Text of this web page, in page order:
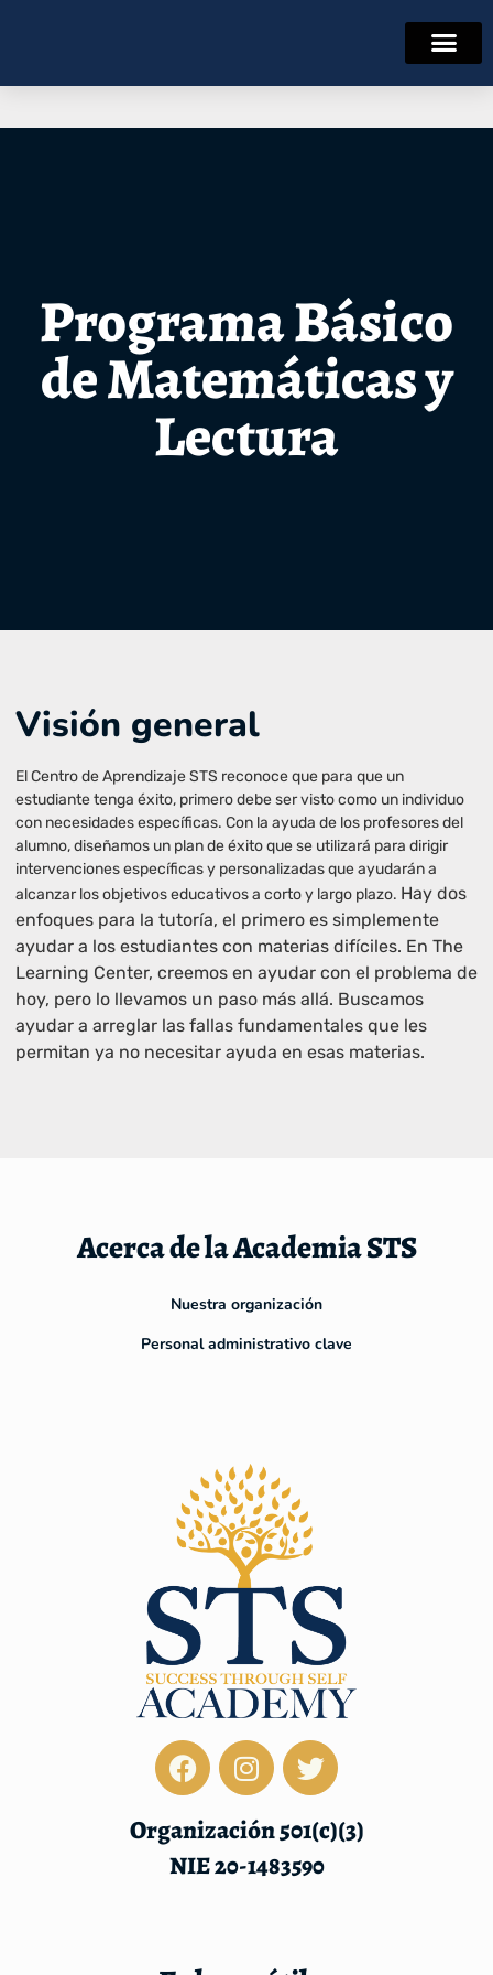
Programa Básico
de Matemáticas y
Lectura
Visión general
El Centro de Aprendizaje STS reconoce que para que un
estudiante tenga éxito, primero debe ser visto como un individuo
con necesidades específicas. Con la ayuda de los profesores del
alumno, diseñamos un plan de éxito que se utilizará para dirigir
intervenciones específicas y personalizadas que ayudarán a
alcanzar los objetivos educativos a corto y largo plazo. Hay dos
enfoques para la tutoría, el primero es simplemente
ayudar a los estudiantes con materias difíciles. En The
Learning Center, creemos en ayudar con el problema de
hoy, pero lo llevamos un paso más allá. Buscamos
ayudar a arreglar las fallas fundamentales que les
permitan ya no necesitar ayuda en esas materias.
Acerca de la Academia STS
Nuestra organización
Personal administrativo clave
Organización 501(c)(3)
NIE 20-1483590